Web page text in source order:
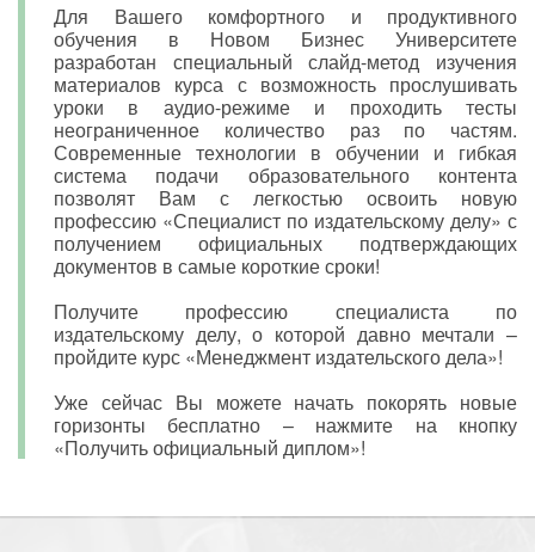
Для Вашего комфортного и продуктивного
обучения в Новом Бизнес Университете
разработан специальный слайд-метод изучения
материалов курса с возможность прослушивать
уроки в аудио-режиме и проходить тесты
неограниченное количество раз по частям.
Современные технологии в обучении и гибкая
система подачи образовательного контента
позволят Вам с легкостью освоить новую
профессию «Специалист по издательскому делу» с
получением официальных подтверждающих
документов в самые короткие сроки!
Получите профессию специалиста по
издательскому делу, о которой давно мечтали –
пройдите курс «Менеджмент издательского дела»!
Уже сейчас Вы можете начать покорять новые
горизонты бесплатно – нажмите на кнопку
«Получить официальный диплом»!